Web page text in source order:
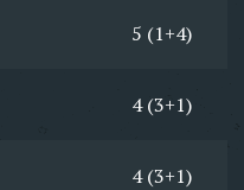
5 (1+4)
4 (3+1)
4 (3+1)